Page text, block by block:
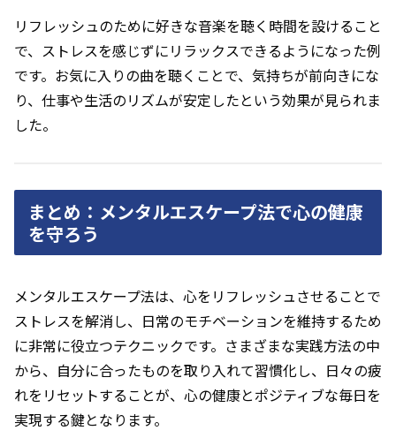
リフレッシュのために好きな音楽を聴く時間を設けること
で、ストレスを感じずにリラックスできるようになった例
です。お気に入りの曲を聴くことで、気持ちが前向きにな
り、仕事や生活のリズムが安定したという効果が見られま
した。
まとめ：メンタルエスケープ法で心の健康
を守ろう
メンタルエスケープ法は、心をリフレッシュさせることで
ストレスを解消し、日常のモチベーションを維持するため
に非常に役立つテクニックです。さまざまな実践方法の中
から、自分に合ったものを取り入れて習慣化し、日々の疲
れをリセットすることが、心の健康とポジティブな毎日を
実現する鍵となります。